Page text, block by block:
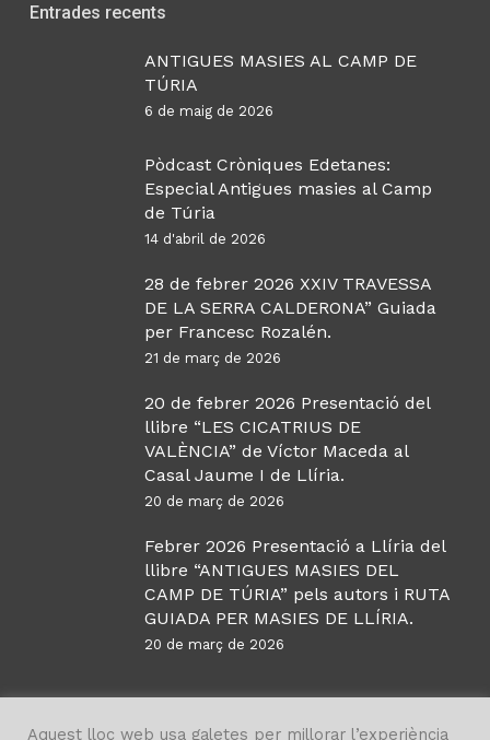
Entrades recents
ANTIGUES MASIES AL CAMP DE
TÚRIA
6 de maig de 2026
Pòdcast Cròniques Edetanes:
Especial Antigues masies al Camp
de Túria
14 d'abril de 2026
28 de febrer 2026 XXIV TRAVESSA
DE LA SERRA CALDERONA” Guiada
per Francesc Rozalén.
21 de març de 2026
20 de febrer 2026 Presentació del
llibre “LES CICATRIUS DE
VALÈNCIA” de Víctor Maceda al
Casal Jaume I de Llíria.
20 de març de 2026
Febrer 2026 Presentació a Llíria del
llibre “ANTIGUES MASIES DEL
CAMP DE TÚRIA” pels autors i RUTA
GUIADA PER MASIES DE LLÍRIA.
20 de març de 2026
Aquest lloc web usa galetes per millorar l’experiència